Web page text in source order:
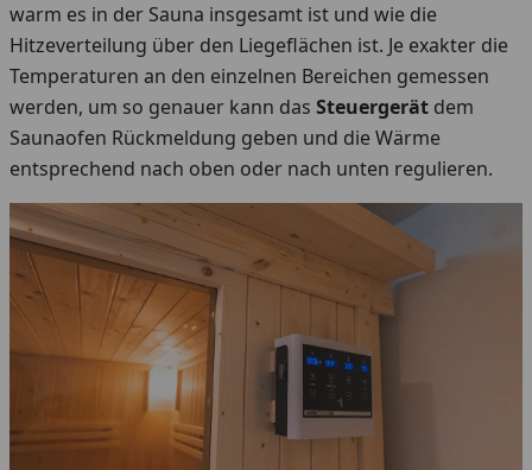
warm es in der Sauna insgesamt ist und wie die
Hitzeverteilung über den Liegeflächen ist. Je exakter die
Temperaturen an den einzelnen Bereichen gemessen
werden, um so genauer kann das Steuergerät dem
Saunaofen Rückmeldung geben und die Wärme
entsprechend nach oben oder nach unten regulieren.